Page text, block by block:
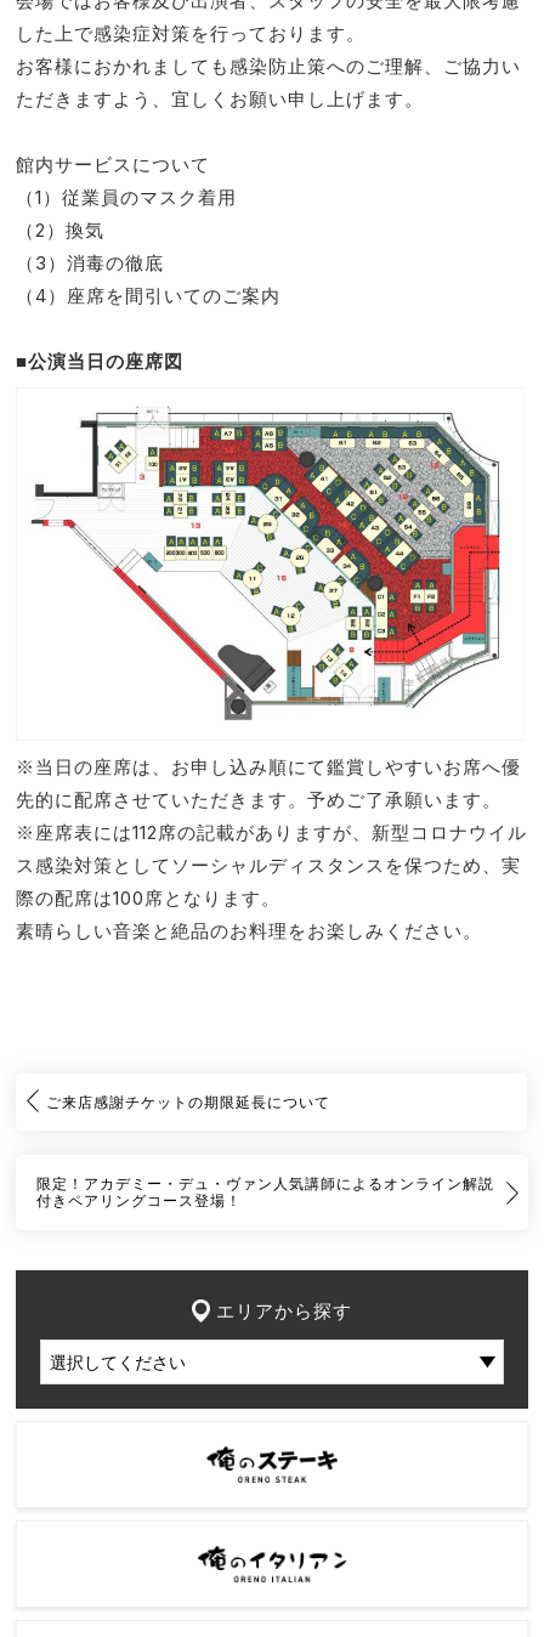
した上で感染症対策を行っております。
お客様におかれましても感染防止策へのご理解、ご協力い
ただきますよう、宜しくお願い申し上げます。
館内サービスについて
（1）従業員のマスク着用
（2）換気
（3）消毒の徹底
（4）座席を間引いてのご案内
■公演当日の座席図
※当日の座席は、お申し込み順にて鑑賞しやすいお席へ優
先的に配席させていただきます。予めご了承願います。
※座席表には112席の記載がありますが、新型コロナウイル
ス感染対策としてソーシャルディスタンスを保つため、実
際の配席は100席となります。
素晴らしい音楽と絶品のお料理をお楽しみください。
ご来店感謝チケットの期限延長について
限定！アカデミー・デュ・ヴァン人気講師によるオンライン解説
付きペアリングコース登場！
エリアから探す